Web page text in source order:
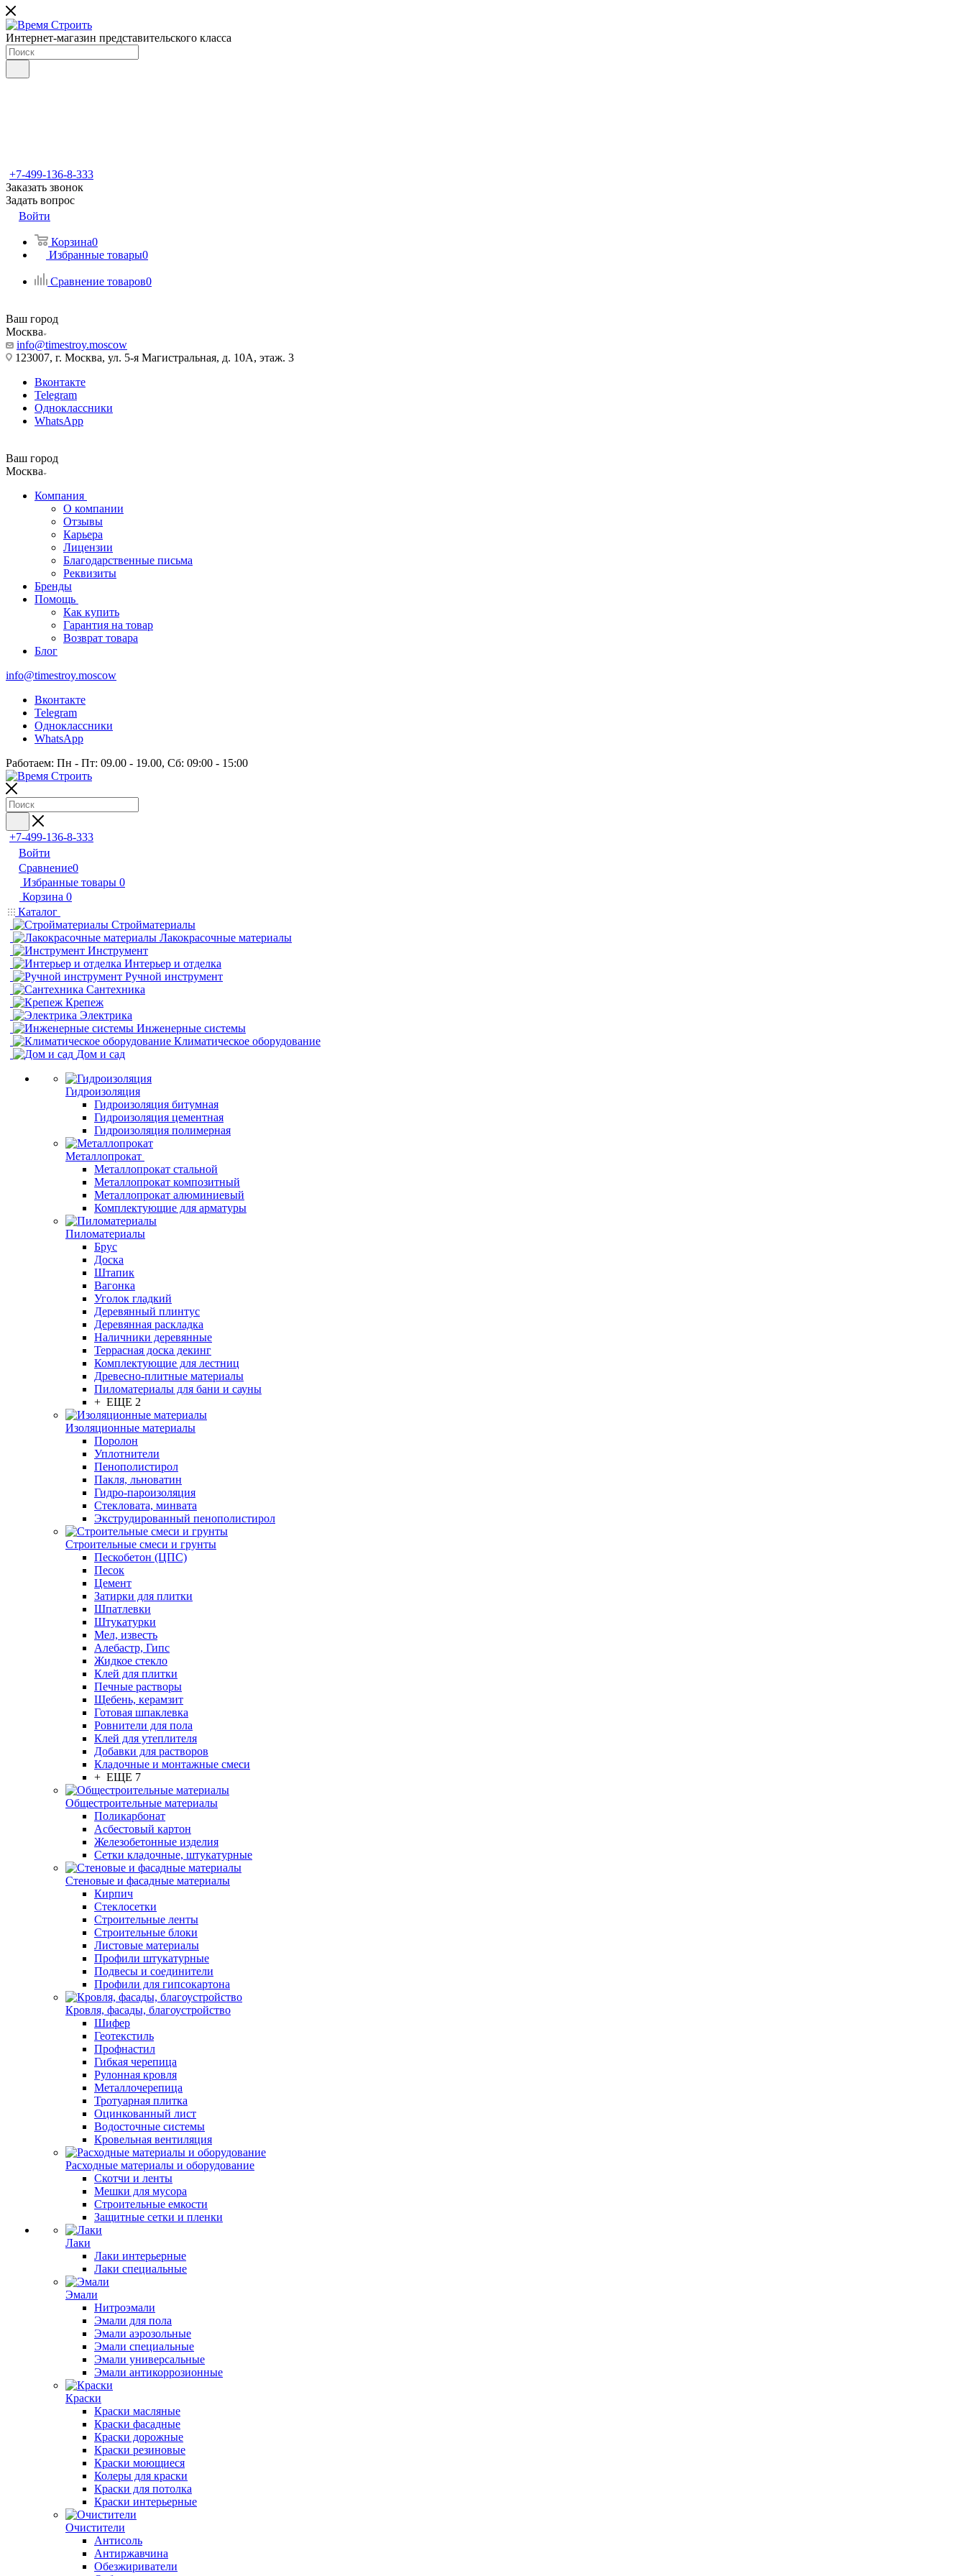
Интернет-магазин представительского класса
+7-499-136-8-333
Заказать звонок
Задать вопрос
Войти
Корзина0
Избранные товары0
Сравнение товаров0
Ваш город
Москва
info@timestroy.moscow
123007, г. Москва, ул. 5-я Магистральная, д. 10А, этаж. 3
Вконтакте
Telegram
Одноклассники
WhatsApp
Ваш город
Москва
Компания
О компании
Отзывы
Карьера
Лицензии
Благодарственные письма
Реквизиты
Бренды
Помощь
Как купить
Гарантия на товар
Возврат товара
Блог
info@timestroy.moscow
Вконтакте
Telegram
Одноклассники
WhatsApp
Работаем: Пн - Пт: 09.00 - 19.00, Сб: 09:00 - 15:00
+7-499-136-8-333
Войти
Сравнение0
Избранные товары 0
Корзина 0
Каталог
Стройматериалы
Лакокрасочные материалы
Инструмент
Интерьер и отделка
Ручной инструмент
Сантехника
Крепеж
Электрика
Инженерные системы
Климатическое оборудование
Дом и сад
Гидроизоляция
Гидроизоляция битумная
Гидроизоляция цементная
Гидроизоляция полимерная
Металлопрокат
Металлопрокат стальной
Металлопрокат композитный
Металлопрокат алюминиевый
Комплектующие для арматуры
Пиломатериалы
Брус
Доска
Штапик
Вагонка
Уголок гладкий
Деревянный плинтус
Деревянная раскладка
Наличники деревянные
Террасная доска декинг
Комплектующие для лестниц
Древесно-плитные материалы
Пиломатериалы для бани и сауны
+ ЕЩЕ 2
Изоляционные материалы
Поролон
Уплотнители
Пенополистирол
Пакля, льноватин
Гидро-пароизоляция
Стекловата, минвата
Экструдированный пенополистирол
Строительные смеси и грунты
Пескобетон (ЦПС)
Песок
Цемент
Затирки для плитки
Шпатлевки
Штукатурки
Мел, известь
Алебастр, Гипс
Жидкое стекло
Клей для плитки
Печные растворы
Щебень, керамзит
Готовая шпаклевка
Ровнители для пола
Клей для утеплителя
Добавки для растворов
Кладочные и монтажные смеси
+ ЕЩЕ 7
Общестроительные материалы
Поликарбонат
Асбестовый картон
Железобетонные изделия
Сетки кладочные, штукатурные
Стеновые и фасадные материалы
Кирпич
Стеклосетки
Строительные ленты
Строительные блоки
Листовые материалы
Профили штукатурные
Подвесы и соединители
Профили для гипсокартона
Кровля, фасады, благоустройство
Шифер
Геотекстиль
Профнастил
Гибкая черепица
Рулонная кровля
Металлочерепица
Тротуарная плитка
Оцинкованный лист
Водосточные системы
Кровельная вентиляция
Расходные материалы и оборудование
Скотчи и ленты
Мешки для мусора
Строительные емкости
Защитные сетки и пленки
Лаки
Лаки интерьерные
Лаки специальные
Эмали
Нитроэмали
Эмали для пола
Эмали аэрозольные
Эмали специальные
Эмали универсальные
Эмали антикоррозионные
Краски
Краски масляные
Краски фасадные
Краски дорожные
Краски резиновые
Краски моющиеся
Колеры для краски
Краски для потолка
Краски интерьерные
Очистители
Антисоль
Антиржавчина
Обезжириватели